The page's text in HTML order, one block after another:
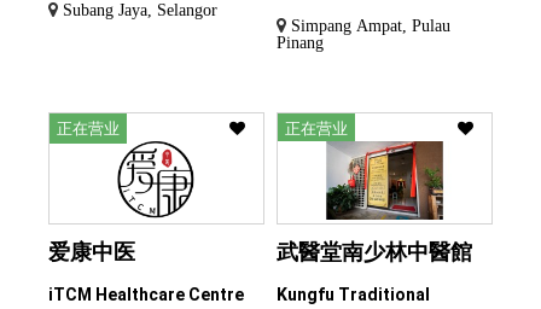
Subang Jaya, Selangor
Simpang Ampat, Pulau
Pinang
正在营业
爱康中医
iTCM Healthcare Centre
正在营业
武醫堂南少林中醫館
Kungfu Traditional